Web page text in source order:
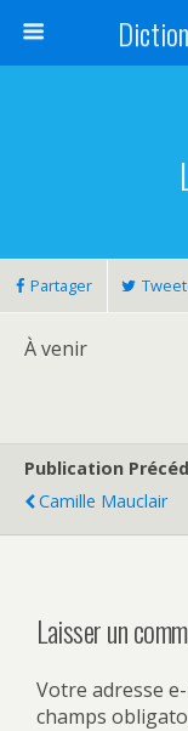
Partager
À venir
Publication
Camille Mauclair
Laisser un
Votre adresse
champs